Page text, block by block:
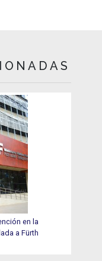
en la
a Fürth